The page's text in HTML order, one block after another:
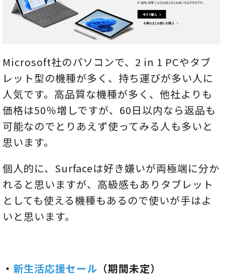
Microsoft社のパソコンで、2 in 1 PCやタブ
レット型の機種が多く、持ち運びが多い人に
人気です。高品質な機種が多く、他社よりも
価格は50％増しですが、60日以内なら返品も
可能なのでとりあえず使ってみる人も多いと
思います。
個人的に、Surfaceは好き嫌いが両極端に分か
れると思いますが、高級感もありタブレット
としても使える機種もあるので使いが手はよ
いと思います。
・ 新生活応援セール （期間未定）